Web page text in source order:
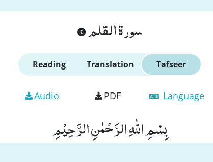
سورة القلم
Reading Translation Tafseer
Audio PDF Language
بِسْمِ اللّٰهِ الرَّحْمٰنِ الرَّحِیْمِ